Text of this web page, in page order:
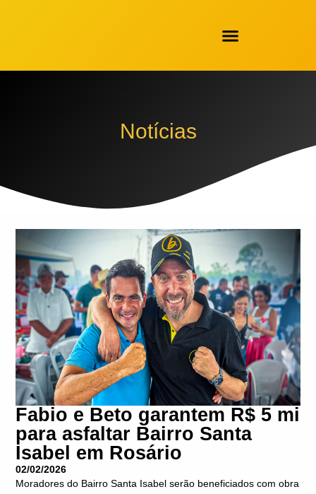
Notícias
Fabio e Beto garantem R$ 5 mi
para asfaltar Bairro Santa
Isabel em Rosário
02/02/2026
Moradores do Bairro Santa Isabel serão beneficiados com obra